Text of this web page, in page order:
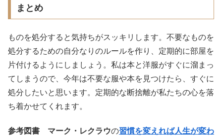
まとめ
ものを処分すると気持ちがスッキリします。不要なものを
処分するための自分なりのルールを作り、定期的に部屋を
片付けるようにしましょう。私は本と洋服がすぐに溜まっ
てしまうので、今年は不要な服や本を見つけたら、すぐに
処分したいと思います。定期的な断捨離が私たちの心を落
ち着かせてくれます。
参考図書 マーク・レクラウの習慣を変えれば人生が変わ